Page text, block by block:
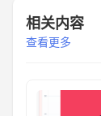
相关内容
查看更多